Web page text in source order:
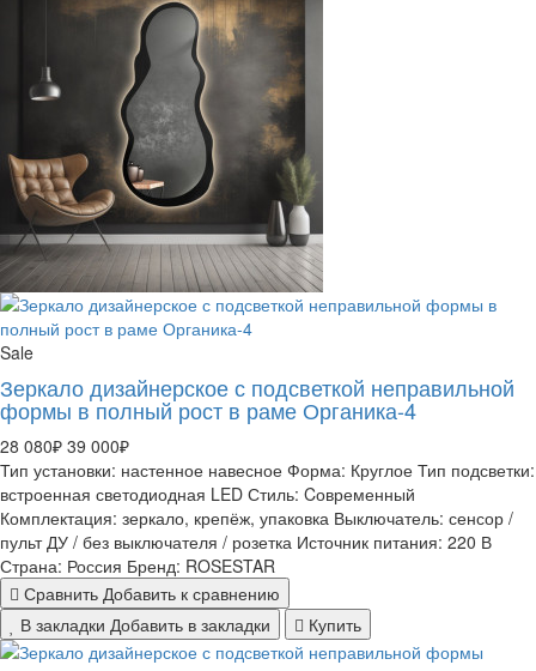
Sale
Зеркало дизайнерское с подсветкой неправильной
формы в полный рост в раме Органика-4
28 080₽ 39 000₽
Тип установки: настенное навесное Форма: Круглое Тип подсветки:
встроенная светодиодная LED Стиль: Cовременный
Комплектация: зеркало, крепёж, упаковка Выключатель: сенсор /
пульт ДУ / без выключателя / розетка Источник питания: 220 В
Страна: Россия Бренд: ROSESTAR
Сравнить Добавить к сравнению
В закладки Добавить в закладки Купить